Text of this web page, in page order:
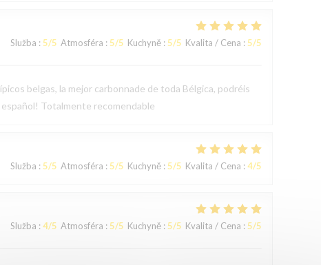
Služba : 5/5 Atmosféra : 5/5 Kuchyně: 5/5 Kvalita / Cena : 5/5
belgas, la mejor carbonnade de toda Bélgica, podréis
español! Totalmente recomendable
Služba : 5/5 Atmosféra : 5/5 Kuchyně: 5/5 Kvalita / Cena : 4/5
Služba : 4/5 Atmosféra : 5/5 Kuchyně: 5/5 Kvalita / Cena : 5/5